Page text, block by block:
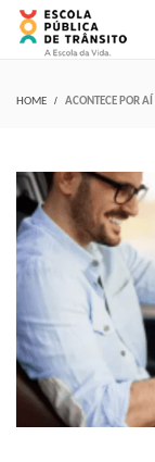
HOME ACONTECE POR AÍ